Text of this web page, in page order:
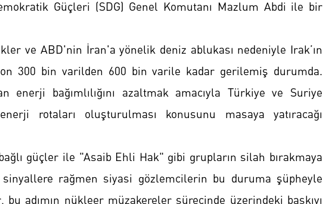
Güçleri (SDG) Genel Komutanı Mazlum Abdi ile bir
ve ABD'nin İran'a yönelik deniz ablukası nedeniyle Irak’ın
300 bin varilden 600 bin varile kadar gerilemiş durumda.
enerji bağımlılığını azaltmak amacıyla Türkiye ve Suriye
rotaları oluşturulması konusunu masaya yatıracağı
güçler ile "Asaib Ehli Hak" gibi grupların silah bırakmaya
rağmen siyasi gözlemcilerin bu duruma şüpheyle